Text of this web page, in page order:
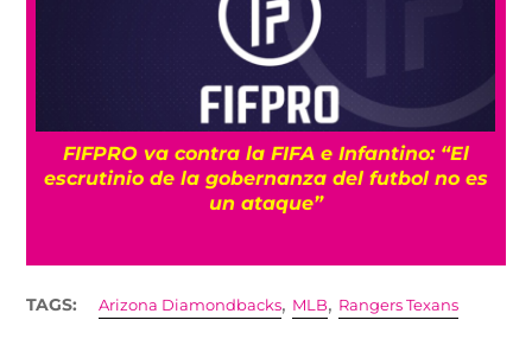
FIFPRO va contra la FIFA e Infantino: “El
escrutinio de la gobernanza del futbol no es
un ataque”
TAGS: Arizona Diamondbacks, MLB, Rangers Texans